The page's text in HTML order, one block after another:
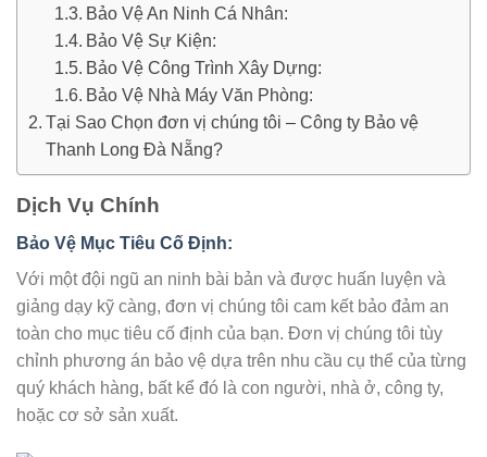
Bảo Vệ An Ninh Cá Nhân:
Bảo Vệ Sự Kiện:
Bảo Vệ Công Trình Xây Dựng:
Bảo Vệ Nhà Máy Văn Phòng:
Tại Sao Chọn đơn vị chúng tôi – Công ty Bảo vệ
Thanh Long Đà Nẵng?
Dịch Vụ Chính
Bảo Vệ Mục Tiêu Cố Định:
Với một đội ngũ an ninh bài bản và được huấn luyện và
giảng dạy kỹ càng, đơn vị chúng tôi cam kết bảo đảm an
toàn cho mục tiêu cố định của bạn. Đơn vị chúng tôi tùy
chỉnh phương án bảo vệ dựa trên nhu cầu cụ thể của từng
quý khách hàng, bất kể đó là con người, nhà ở, công ty,
hoặc cơ sở sản xuất.